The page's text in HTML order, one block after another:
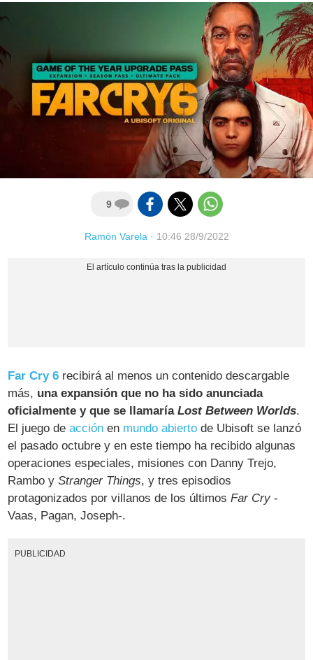
9
Ramón Varela· 10:46 28/9/2022
Far Cry 6 recibirá al menos un contenido descargable
más, una expansión que no ha sido anunciada
oficialmente y que se llamaríaLost Between Worlds.
El juego deacción en mundo abierto de Ubisoft se lanzó
el pasado octubre y en este tiempo ha recibido algunas
operaciones especiales, misiones con Danny Trejo,
Rambo yStranger Things, y tres episodios
protagonizados por villanos de los últimosFar Cry -
Vaas, Pagan, Joseph-.
PUBLICIDAD